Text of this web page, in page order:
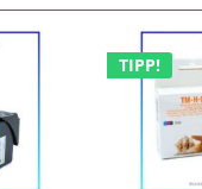
TIPP!